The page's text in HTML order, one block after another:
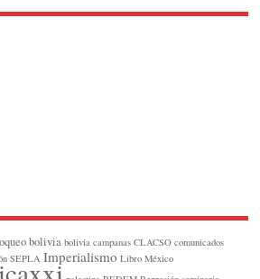
bolivia bolivia campanas CLACSO comunicados
SEPLA Imperialismo Libro México